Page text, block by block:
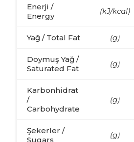
Enerji /
Energy
(kJ/kcal)
Yağ / Total Fat (g)
Doymuş Yağ /
Saturated Fat
(g)
Karbonhidrat
/
Carbohydrate
(g)
Şekerler /
Sugars
(g)